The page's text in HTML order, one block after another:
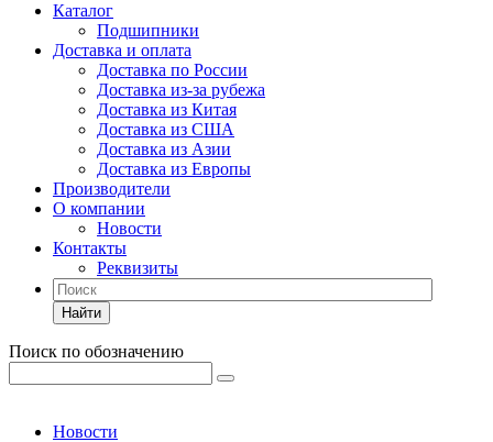
Каталог
Подшипники
Доставка и оплата
Доставка по России
Доставка из-за рубежа
Доставка из Китая
Доставка из США
Доставка из Азии
Доставка из Европы
Производители
О компании
Новости
Контакты
Реквизиты
Найти
Поиск по обозначению
Новости